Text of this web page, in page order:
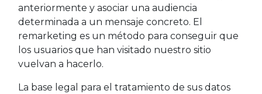
anteriormente y asociar una audiencia
determinada a un mensaje concreto. El
remarketing es un método para conseguir que
los usuarios que han visitado nuestro sitio
vuelvan a hacerlo.
La base legal para el tratamiento de sus datos